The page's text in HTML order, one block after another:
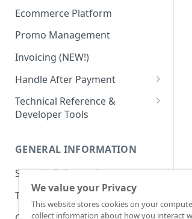
Integration: Cardless Credit
Payment
Advanced Features
Ecommerce Platform
Promo Management
Invoicing (NEW!)
Handle After Payment
Email Notification
HTTP(S) Notification /
GET Status API Requests
Dashboard Usage & Action
Technical Reference &
Developer Tools
Testing Payment on Sandbox
Postman Collection
GENERAL INFORMATION
Security Information
PCI DSS
3 Domain Secure (3DS)
Technical FAQ
We value your Privacy
This website stores cookies on your
collect information about how you interact